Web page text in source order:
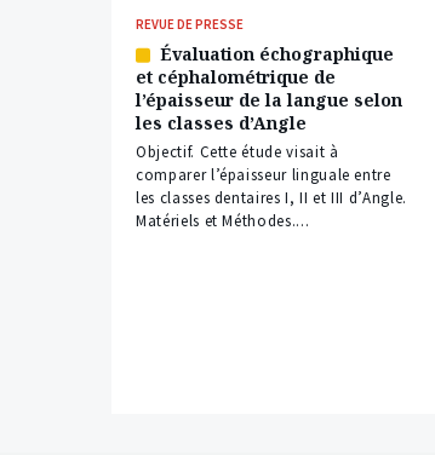
REVUE DE PRESSE
Article
réservé
à
nos
abonnés
Évaluation échographique
et céphalométrique de
l’épaisseur de la langue selon
les classes d’Angle
Objectif. Cette étude visait à
comparer l’épaisseur linguale entre
les classes dentaires I, II et III d’Angle.
Matériels et Méthodes....